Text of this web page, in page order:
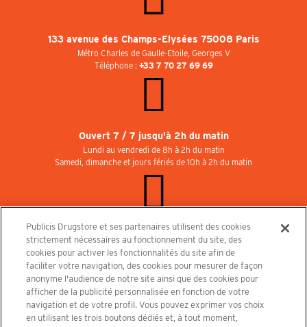
133 avenue des Champs-Elysées 75008 Paris
Métro Charles de Gaulle-Etoile, Georges V
Téléphone : +33 7 70 27 69 69
Ouvert 7 / 7 jusqu'à 2h du matin
Lundi au vendredi de 8h à 2h du matin
Samedi, dimanche et jours fériés de 10h à 2h du matin
Rejoignez-nous au Publicisdrugstore !
Nous recrutons pour les boutiques, le restaurant et le cinéma. Contactez-nous :
recrutement@publicisdrugstore.com
Conditions générales de vente
Mentions légales
Politique de Protection des Données Personnelles et Charte
Cookies
Publicis Drugstore et ses partenaires utilisent des cookies
strictement nécessaires au fonctionnement du site, des
cookies pour activer les fonctionnalités du site afin de
faciliter votre navigation, des cookies pour mesurer de façon
anonyme l'audience de notre site ainsi que des cookies pour
afficher de la publicité personnalisée en fonction de votre
navigation et de votre profil. Vous pouvez exprimer vos choix
en utilisant les trois boutons dédiés et, à tout moment,